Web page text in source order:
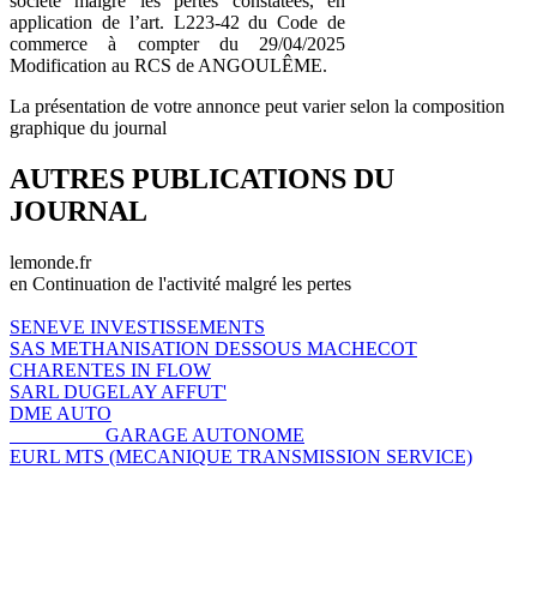
application de l’art. L223-42 du Code de
commerce à compter du 29/04/2025
Modification au RCS de ANGOULÊME.
La présentation de votre annonce peut varier selon la composition
graphique du journal
AUTRES PUBLICATIONS DU
JOURNAL
lemonde.fr
en Continuation de l'activité malgré les pertes
SENEVE INVESTISSEMENTS
SAS METHANISATION DESSOUS MACHECOT
CHARENTES IN FLOW
SARL DUGELAY AFFUT'
DME AUTO
GARAGE AUTONOME
EURL MTS (MECANIQUE TRANSMISSION SERVICE)